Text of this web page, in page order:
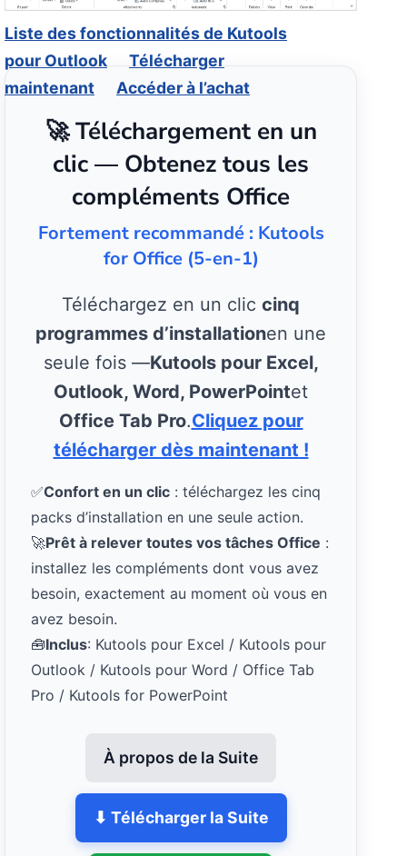
Liste des fonctionnalités de Kutools
pour Outlook
Télécharger
maintenant
Accéder à l’achat
🚀 Téléchargement en un
clic — Obtenez tous les
compléments Office
Fortement recommandé : Kutools
for Office (5-en-1)
Téléchargez en un clic cinq
programmes d’installationen une
seule fois —Kutools pour Excel,
Outlook, Word, PowerPointet
Office Tab Pro.Cliquez pour
télécharger dès maintenant !
✅Confort en un clic : téléchargez les cinq
packs d’installation en une seule action.
🚀Prêt à relever toutes vos tâches Office :
installez les compléments dont vous avez
besoin, exactement au moment où vous en
avez besoin.
🧰Inclus: Kutools pour Excel / Kutools pour
Outlook / Kutools pour Word / Office Tab
Pro / Kutools for PowerPoint
À propos de la Suite
⬇ Télécharger la Suite